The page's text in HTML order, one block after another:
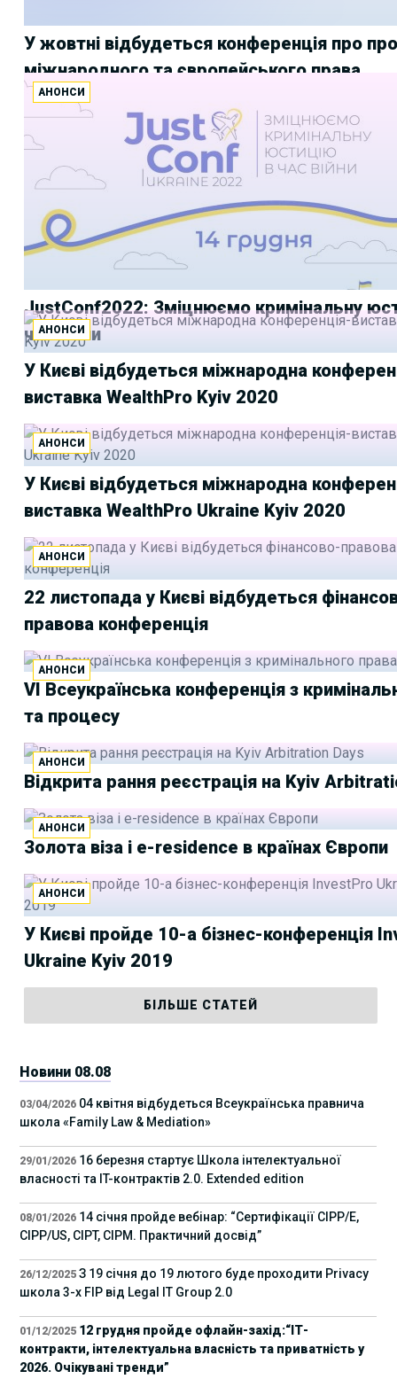
У жовтні відбудеться конференція про
міжнародного та європейського права
АНОНСИ
JustConf2022: Зміцнюємо кримінальну
час війни
АНОНСИ
У Києві відбудеться міжнародна
виставка WealthPro Kyiv 2020
АНОНСИ
У Києві відбудеться міжнародна
виставка WealthPro Ukraine Kyiv 2020
АНОНСИ
22 листопада у Києві відбудеться
правова конференція
АНОНСИ
VI Всеукраїнська конференція з
та процесу
АНОНСИ
Відкрита рання реєстрація на Kyiv
АНОНСИ
Золота віза і e-residence в країнах Європи
АНОНСИ
У Києві пройде 10-а бізнес-конференція
Ukraine Kyiv 2019
БІЛЬШЕ СТАТЕЙ
Новини 08.08
03/04/2026 04 квітня відбудеться Всеукраїнська правнича
школа «Family Law & Mediation»
29/01/2026 16 березня стартує Школа інтелектуальної
власності та IT-контрактів 2.0. Extended edition
08/01/2026 14 січня пройде вебінар: “Сертифікації СІРР/Е,
CIPP/US, CIPT, CIPM. Практичний досвід”
26/12/2025 З 19 січня до 19 лютого буде проходити Privacy
школа 3-х FIP від Legal IT Group 2.0
01/12/2025 12 грудня пройде офлайн-захід:“ІТ-
контракти, інтелектуальна власність та приватність у
2026. Очікувані тренди”